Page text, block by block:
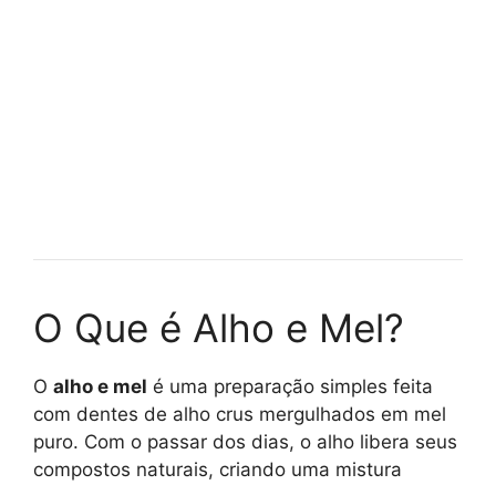
O Que é Alho e Mel?
O alho e mel é uma preparação simples feita
com dentes de alho crus mergulhados em mel
puro. Com o passar dos dias, o alho libera seus
compostos naturais, criando uma mistura